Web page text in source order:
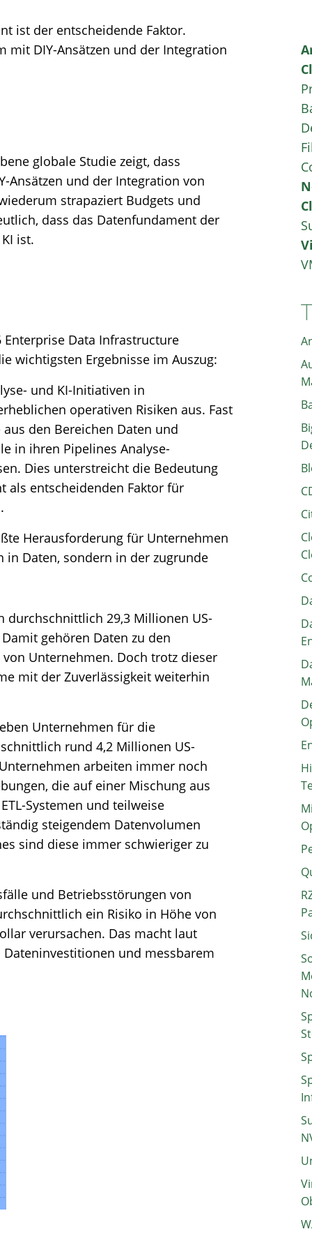
ist der entscheidende Faktor.
mit DIY-Ansätzen und der Integration
globale Studie zeigt, dass
Ansätzen und der Integration von
strapaziert Budgets und
dass das Datenfundament der
ist.
Enterprise Data Infrastructure
wichtigsten Ergebnisse im Auszug:
und KI-Initiativen in
operativen Risiken aus. Fast
den Bereichen Daten und
in ihren Pipelines Analyse-
Dies unterstreicht die Bedeutung
als entscheidenden Faktor für
Herausforderung für Unternehmen
Daten, sondern in der zugrunde
29,3 Millionen US-
gehören Daten zu den
Unternehmen. Doch trotz dieser
mit der Zuverlässigkeit weiterhin
Unternehmen für die
rund 4,2 Millionen US-
arbeiten immer noch
die auf einer Mischung aus
Systemen und teilweise
steigendem Datenvolumen
sind diese immer schwieriger zu
und Betriebsstörungen von
ein Risiko in Höhe von
verursachen. Das macht laut
und messbarem